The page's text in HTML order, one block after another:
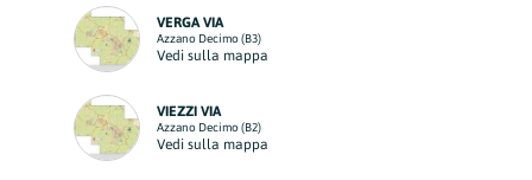
VERGA VIA
Azzano Decimo (B3)
Vedi sulla mappa
VIEZZI VIA
Azzano Decimo (B2)
Vedi sulla mappa